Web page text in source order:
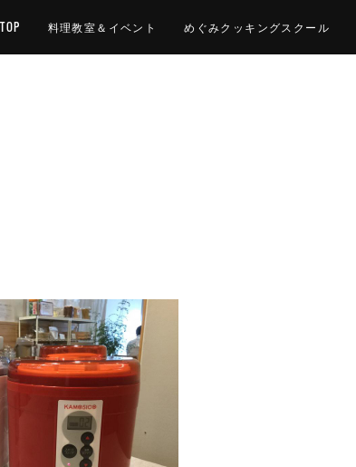
TOP 料理教室＆イベント めぐみクッキングスクール